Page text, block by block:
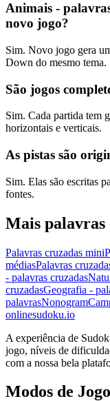
Animais -
novo jogo?
Sim. Novo jogo gera
Down do mesmo tema.
São jogos
Sim. Cada partida tem
horizontais e verticais.
As pistas são
Sim. Elas são escritas
fontes.
Mais palavras
Palavras cruzadas mini
médiasPalavras
- palavras cruzadas
cruzadasGeografia -
palavrasNonogram
onlinesudoku.io
A experiência de
jogo, níveis de
com a nossa bela
Modos de Jogo